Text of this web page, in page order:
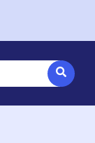
con una